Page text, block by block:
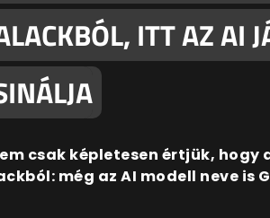
ITT AZ AI
csak képletesen értjük,
még az AI modell neve is